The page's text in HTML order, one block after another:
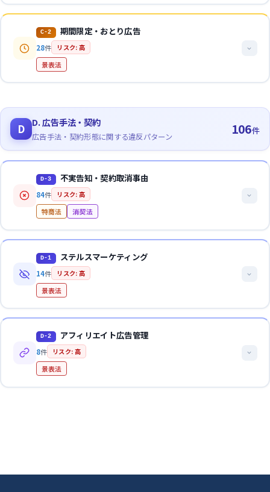
この類型の事例 89件を見る
・「○○型脱毛のあなたにお奨め！」→ 医薬品の効能効果
・「まつ毛に使用できるパーマ剤」→ 承認基準外の適用部位
OK表現例
・「メラニンの生成を抑え、しみ、そばかすを防ぐ」（しばり
・承認された効能効果・用法用量の範囲内での情報提供
この類型の事例 66件を見る
電子たばこで「禁煙補助の効果」は未承認医薬品の広告に該当
NG表現例
・「新型インフルエンザウイルスの不活化」（マスク）→ 薬
機法第68条
・「肩や腰のコリをほぐす」（健康器具）→ 薬機法第68条
・「シワ構造を改善し、10年前のお肌に」（美容機器）→ 薬
機法第68条
・「肩こり、腰痛、冷え性の気になる方に」（浴用製品）→
薬機法第68条
OK表現例
・「花粉・ほこりの侵入を防ぐ」（物理的遮断の事実記載）
・「空間の芳香付けに」（アロマの目的範囲内）
・「肌のキメを整える」（化粧品効能範囲内の美容機器）
この類型の事例 34件
判断ポイント
「通常価格」の比較対照には過去8週間のうち4週間以上の販売
実績が必要
メーカー希望小売価格を比較対照とする場合、実際に設定されて
いる必要がある
セール終了後に通常価格で販売する合理的計画がない場合は不当
NG表現例
・「通常価格29,980円→特別価格14,990円」（通常価格での
該価格が存在しない）→ 景表法
・「定価の60%OFF」（定価で販売した事実がない）→ 景表
OK表現例
・値引き前価格の販売期間・販売実績を具体的に併記した上で
の割引表示
・公表されているメーカー希望小売価格との正確な比較表示
この類型の事例 52件を見る
法的根拠
特商法第9条・第15条の3・第24条
関連ガイドライン
通信販売通達
通信販売では返品特約を広告に明確に表示する義務（表示がなけ
れば8日間返品可）
訪問販売・電話勧誘販売では8日間のクーリングオフが認められ
る
クーリングオフを妨げる虚偽の説明は特商法違反
解約条件が過度に複雑な場合は消費者契約法上の問題にもなりう
る
NG表現例
・解約電話番号が繋がらない運用 → 特商法
OK表現例
・返品特約（条件・期限・費用負担）を広告・最終確認画面に
・クーリングオフの条件・方法を書面で赤字・赤枠で明瞭に記
載
・解約手続きをWebからも可能にし、手順を明確に案内
「初回限定○○円」等と強調しつつ、定期購入契約の条件を分かり
にくく表示するケースです。2022年特商法改正により最終確認画面
における表示義務が厳格化されました。
特商法第12条の6、景表法第5条第2号
関連ガイドライン
最終確認画面で定期購入である旨・各回代金・支払総額・解約条
件を明確に表示義務
初回価格の強調と定期条件の打消し表示のバランスが問題になり
やすい
解約方法が電話のみで繋がりにくい場合は違法となる可能性
2022年法改正以降、最終確認画面の表示義務が厳格化
NG表現例
・「初回500円！」（極小文字で「4回継続条件、総額16,000
商法
・最終確認画面に定期購入の総額が未記載 → 特商法
OK表現例
この類型の事例 36件を見る
C-2 期間限定・おとり広告
28件 リスク: 高
景表法
「本日限り」「残りわずか」等の緊急性を常時表示するケース（有
利誤認）と、広告した条件での取引が実際には困難なケース（おと
り広告）を統合した類型です。いずれも消費者の判断を歪める不当
表示です。
法的根拠
景表法第5条第2号・第3号、おとり広告告示
関連ガイドライン
おとり広告告示
判断ポイント
カウントダウンタイマーやリロードでリセットされる「残り○
個」は違反リスク極めて高い
同一キャンペーンを名称を変えて繰り返す行為も規制対象
在庫が極端に限られている場合はその旨を明確に表示する義務
広告の商品が売り切れ後に高額商品へ誘導する行為は典型的おと
り広告
NG表現例
D D. 広告手法・契約
広告手法・契約形態に関する違反パターン 106件
D-3 不実告知・契約取消事由
84件 リスク: 高
特商法 消契法
商品の品質・性能・価格等について事実と異なる説明を行い契約さ
せるケースです。訪問販売・電話勧誘販売での再勧誘禁止違反、威
迫・困惑による勧誘も含まれます。契約の取消事由に該当します。
法的根拠
特商法第6条・第21条、消費者契約法第4条
関連ガイドライン
特商法通達
D-1 ステルスマーケティング
14件 リスク: 高
景表法
広告であることを隠して口コミ・レビュー・SNS投稿等を行うケー
スです。2023年10月から景表法の不当表示として規制されていま
D-2 アフィリエイト広告管理
8件 リスク: 高
景表法
法的根拠